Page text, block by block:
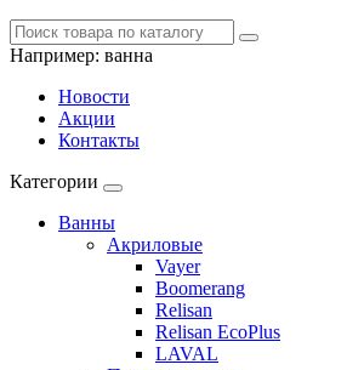
Например: ванна
Новости
Акции
Контакты
Категории
Ванны
Акриловые
Vayer
Boomerang
Relisan
Relisan EcoPlus
LAVAL